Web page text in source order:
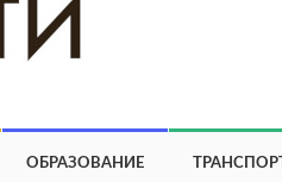
ОБРАЗОВАНИЕ ТРАНСПОРТ